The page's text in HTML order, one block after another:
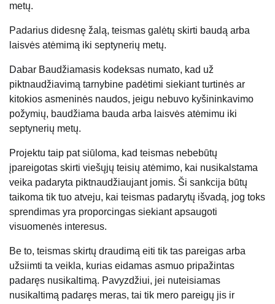
metų.
Padarius didesnę žalą, teismas galėtų skirti baudą arba
laisvės atėmimą iki septynerių metų.
Dabar Baudžiamasis kodeksas numato, kad už
piktnaudžiavimą tarnybine padėtimi siekiant turtinės ar
kitokios asmeninės naudos, jeigu nebuvo kyšininkavimo
požymių, baudžiama bauda arba laisvės atėmimu iki
septynerių metų.
Projektu taip pat siūloma, kad teismas nebebūtų
įpareigotas skirti viešųjų teisių atėmimo, kai nusikalstama
veika padaryta piktnaudžiaujant jomis. Ši sankcija būtų
taikoma tik tuo atveju, kai teismas padarytų išvadą, jog toks
sprendimas yra proporcingas siekiant apsaugoti
visuomenės interesus.
Be to, teismas skirtų draudimą eiti tik tas pareigas arba
užsiimti ta veikla, kurias eidamas asmuo pripažintas
padaręs nusikaltimą. Pavyzdžiui, jei nuteisiamas
nusikaltimą padaręs meras, tai tik mero pareigų jis ir